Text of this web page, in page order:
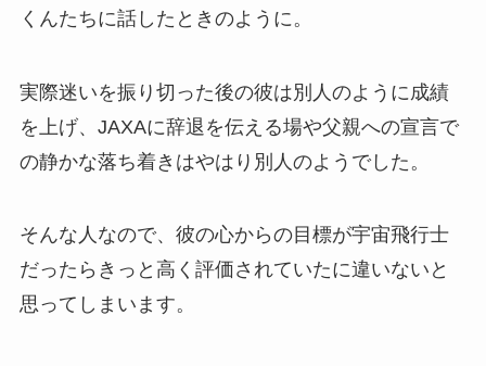
くんたちに話したときのように。
実際迷いを振り切った後の彼は別人のように成績
を上げ、JAXAに辞退を伝える場や父親への宣言で
の静かな落ち着きはやはり別人のようでした。
そんな人なので、彼の心からの目標が宇宙飛行士
だったらきっと高く評価されていたに違いないと
思ってしまいます。